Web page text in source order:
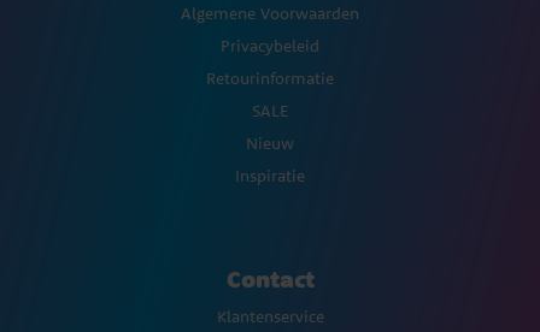
Algemene Voorwaarden
Privacybeleid
Retourinformatie
SALE
Nieuw
Inspiratie
Contact
Klantenservice